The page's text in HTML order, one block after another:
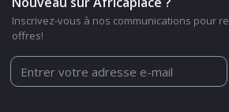
Inscrivez-vous à nos communications pour
offres!